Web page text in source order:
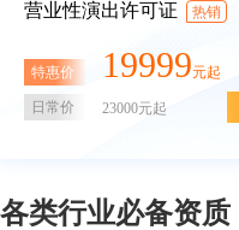
营业性演出许可证 热销
特惠价 19999元起
日常价 23000元起
各类行业必备资质